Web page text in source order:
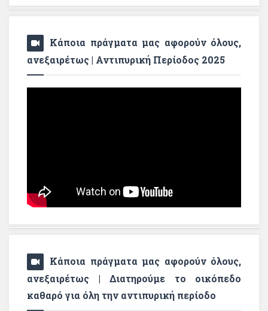
Κάποια πράγματα μας αφορούν όλους,
ανεξαιρέτως | Αντιπυρική Περίοδος 2025
Κάποια πράγματα μας αφορούν όλους,
ανεξαιρέτως | Διατηρούμε το οικόπεδο
καθαρό για όλη την αντιπυρική περίοδο